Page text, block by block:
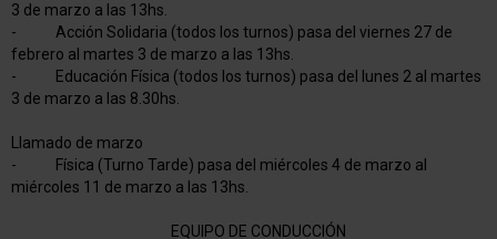
3 de marzo a las 13hs.
- Acción Solidaria (todos los turnos) pasa del viernes 27 de
febrero al martes 3 de marzo a las 13hs.
- Educación Física (todos los turnos) pasa del lunes 2 al martes
3 de marzo a las 8.30hs.
Llamado de marzo
- Física (Turno Tarde) pasa del miércoles 4 de marzo al
miércoles 11 de marzo a las 13hs.
EQUIPO DE CONDUCCIÓN